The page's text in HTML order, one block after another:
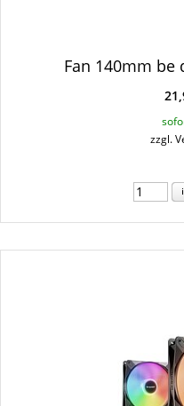
Fan 140mm be
zzgl.